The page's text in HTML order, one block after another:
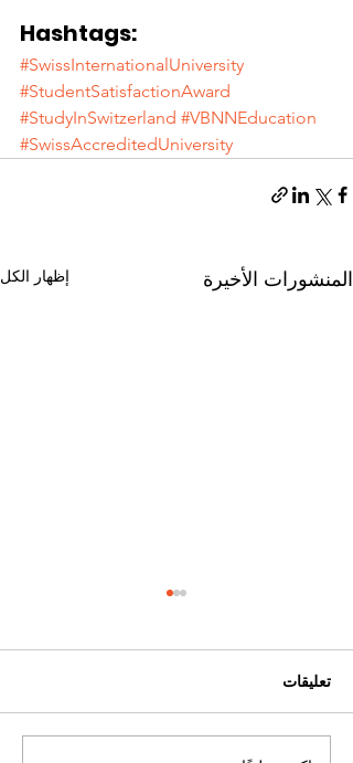
Hashtags:
#SwissInternationalUniversity
#StudentSatisfactionAward
#StudyInSwitzerland #VBNNEducation
#SwissAccreditedUniversity
المنشورات الأخيرة إظهار الكل
تعليقات